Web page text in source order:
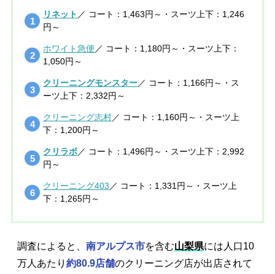
リネット ／ コート：1,463円～・スーツ上下：1,246
円～
ホワイト急便 ／ コート：1,180円～・スーツ上下：
1,050円～
クリーニングモンスター／ コート：1,166円～・ス
ーツ上下：2,332円～
クリーニング志村／ コート：1,160円～・スーツ上
下：1,200円～
クリラボ／ コート：1,496円～・スーツ上下：2,992
円～
クリーニング403 ／ コート：1,331円～・スーツ上
下：1,265円～
調査によると、 南アルプス市を含む山梨県には人口10
万人あたり 約80.9店舗のクリーニング店が出店されて